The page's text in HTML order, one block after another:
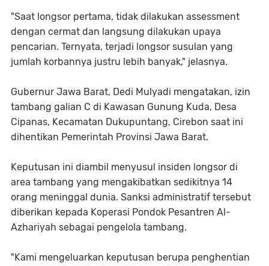
"Saat longsor pertama, tidak dilakukan assessment
dengan cermat dan langsung dilakukan upaya
pencarian. Ternyata, terjadi longsor susulan yang
jumlah korbannya justru lebih banyak," jelasnya.
Gubernur Jawa Barat, Dedi Mulyadi mengatakan, izin
tambang galian C di Kawasan Gunung Kuda, Desa
Cipanas, Kecamatan Dukupuntang, Cirebon saat ini
dihentikan Pemerintah Provinsi Jawa Barat.
Keputusan ini diambil menyusul insiden longsor di
area tambang yang mengakibatkan sedikitnya 14
orang meninggal dunia. Sanksi administratif tersebut
diberikan kepada Koperasi Pondok Pesantren Al-
Azhariyah sebagai pengelola tambang.
"Kami mengeluarkan keputusan berupa penghentian